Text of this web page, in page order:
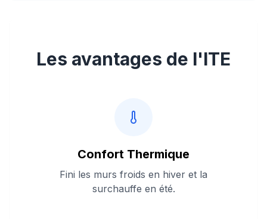
Les avantages de l'ITE
Confort Thermique
Fini les murs froids en hiver et la
surchauffe en été.